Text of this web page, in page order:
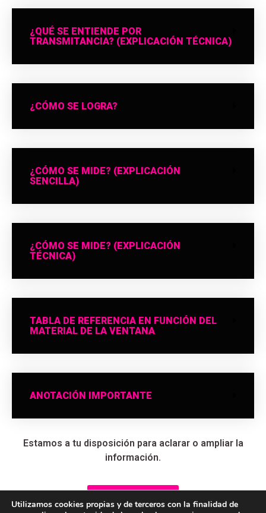
¿QUÉ SE ENTIENDE POR
TRANSMITANCIA? (EXPLICACIÓN TÉCNICA)
¿CÓMO SE LOGRA?
¿CÓMO SE MIDE? (EXPLICACIÓN
SENCILLA)
¿CÓMO SE MIDE? (EXPLICACIÓN
TÉCNICA)
TABLA DE REFERENCIA EN FUNCIÓN DEL
MATERIAL DE LA VENTANA
ANOTACIÓN IMPORTANTE
Estamos a tu disposición para aclarar o ampliar la
información.
Utilizamos cookies propias y de terceros con la finalidad de